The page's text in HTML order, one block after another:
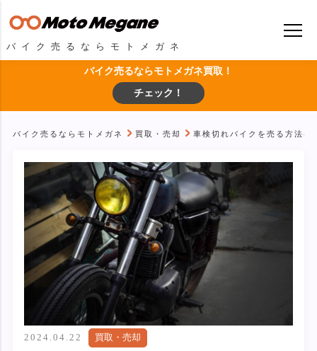
バイク売るならモトメガネ
バイク売るならモトメガネ買取！
チェック！
バイク売るならモトメガネ 買取・売却 車検切れバイクを売る方法は
2024.04.22 買取・売却